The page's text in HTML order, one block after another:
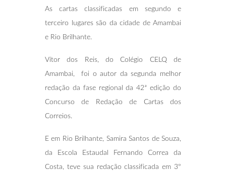
As cartas classificadas em segundo e
terceiro lugares são da cidade de Amambai
e Rio Brilhante.
Vítor dos Reis, do Colégio CELQ de
Amambai, foi o autor da segunda melhor
redação da fase regional da 42ª edição do
Concurso de Redação de Cartas dos
Correios.
E em Rio Brilhante, Samira Santos de Souza,
da Escola Estaudal Fernando Correa da
Costa, teve sua redação classificada em 3º